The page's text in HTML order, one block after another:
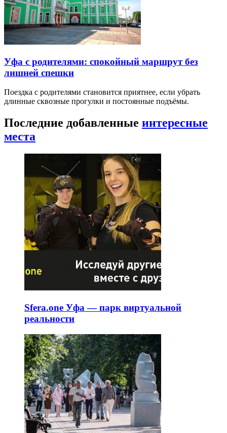
Уфа с родителями: спокойный маршрут без
лишней спешки
Поездка с родителями становится приятнее, если убрать
длинные сквозные прогулки и постоянные подъёмы.
Последние добавленные интересные
места
Sfera.one Уфа — парк виртуальной
реальности